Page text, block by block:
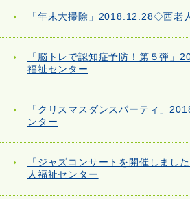
「年末大掃除」2018.12.28◇西老
「脳トレで認知症予防！第５弾」
福祉センター
「クリスマスダンスパーティ」
ンター
「ジャズコンサートを開催しまし
人福祉センター